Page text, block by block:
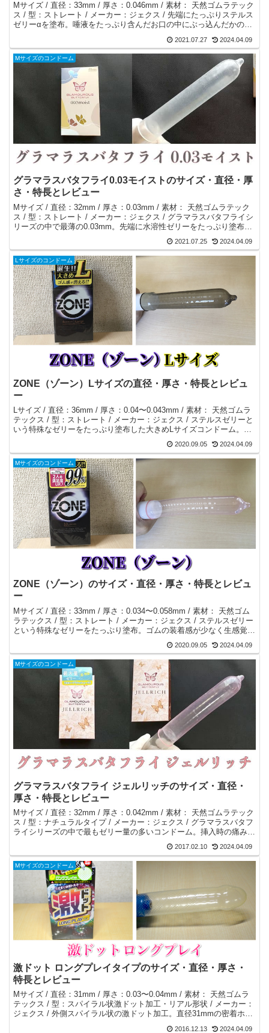
Mサイズ / 直径：33mm / 厚さ：0.046mm / 素材： 天然ゴムラテック
ス / 型：ストレート / メーカー：ジェクス / 先端にたっぷりステルス
ゼリーαを塗布。唾液をたっぷり含んだお口の中にぶっ込んだかのよ
2021.07.27 2024.04.09
Mサイズのコンドーム
グラマラスバタフライ0.03モイストのサイズ・直径・厚
さ・特長とレビュー
Mサイズ / 直径：32mm / 厚さ：0.03mm / 素材： 天然ゴムラテック
ス / 型：ストレート / メーカー：ジェクス / グラマラスバタフライシ
リーズの中で最薄の0.03mm。先端に水溶性ゼリーをたっぷり塗布。
2021.07.25 2024.04.09
Lサイズのコンドーム
ZONE（ゾーン）Lサイズの直径・厚さ・特長とレビュ
ー
Lサイズ / 直径：36mm / 厚さ：0.04〜0.043mm / 素材： 天然ゴムラ
テックス / 型：ストレート / メーカー：ジェクス / ステルスゼリーと
いう特殊なゼリーをたっぷり塗布した大きめLサイズコンドーム。ゴ
2020.09.05 2024.04.09
Mサイズのコンドーム
ZONE（ゾーン）のサイズ・直径・厚さ・特長とレビュ
ー
Mサイズ / 直径：33mm / 厚さ：0.034〜0.058mm / 素材： 天然ゴム
ラテックス / 型：ストレート / メーカー：ジェクス / ステルスゼリー
という特殊なゼリーをたっぷり塗布。ゴムの装着感が少なく生感覚を
2020.09.05 2024.04.09
Mサイズのコンドーム
グラマラスバタフライ ジェルリッチのサイズ・直径・
厚さ・特長とレビュー
Mサイズ / 直径：32mm / 厚さ：0.042mm / 素材： 天然ゴムラテック
ス / 型：ナチュラルタイプ / メーカー：ジェクス / グラマラスバタフ
ライシリーズの中で最もゼリー量の多いコンドーム。挿入時の痛みを
2017.02.10 2024.04.09
Mサイズのコンドーム
激ドット ロングプレイタイプのサイズ・直径・厚さ・
特長とレビュー
Mサイズ / 直径：31mm / 厚さ：0.03〜0.04mm / 素材： 天然ゴムラ
テックス / 型：スパイラル状激ドット加工・リアル形状 / メーカー：
ジェクス / 外側スパイラル状の激ドット加工。直径31mmの密着ホー
2016.12.13 2024.04.09